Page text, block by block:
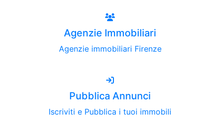
Agenzie Immobiliari
Agenzie immobiliari Firenze
Pubblica Annunci
Iscriviti e Pubblica i tuoi immobili